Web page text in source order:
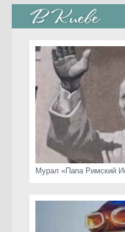
стрит-арт
коты Киева
скамейки
часы Киева
Мурал «Папа Римский